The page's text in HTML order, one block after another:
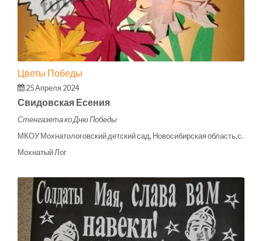
Цветы Победы
25 Апреля 2024
Свидовская Есения
Стенгазета ко Дню Победы
МКОУ Мохнатологовский детский сад, Новосибирская область,с.
Мохнатый Лог